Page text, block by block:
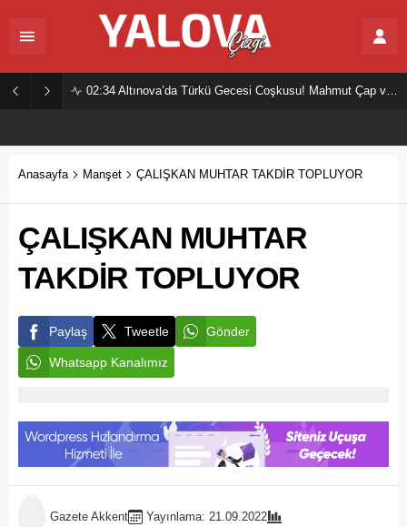
02:34 Altınova’da Türkü Gecesi Coşkusu! Mahmut Çap ve Ekibi Vatandaşları Buluşturdu
Anasayfa Manşet ÇALIŞKAN MUHTAR TAKDİR TOPLUYOR
ÇALIŞKAN MUHTAR
TAKDİR TOPLUYOR
Paylaş Tweetle Gönder
Whatsapp Kanalımız
Gazete Akkent Yayınlama: 21.09.2022